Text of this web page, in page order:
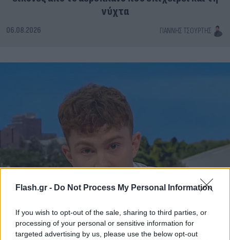
Flash.gr - Do Not Process My Personal Information
If you wish to opt-out of the sale, sharing to third parties, or
processing of your personal or sensitive information for
targeted advertising by us, please use the below opt-out
νύχτα
06.08.2026 ΓΙΆΝΝΗΣ ΤΣΟΎΡΤΗΣ